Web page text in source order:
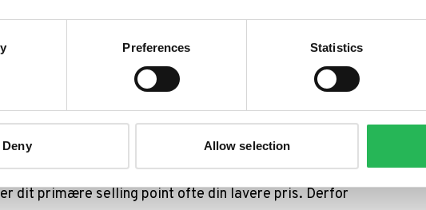
Preferences Statistics
Deny Allow selection
dig under konkurrencen. En (læs: meget forsimplet)
sådan:
konkurrencen viser du, at du har en højere kvalitet af
prissegment, konkurrerer du typisk på, hvilke andre
konkurrenter.
dit primære selling point ofte din lavere pris. Derfor